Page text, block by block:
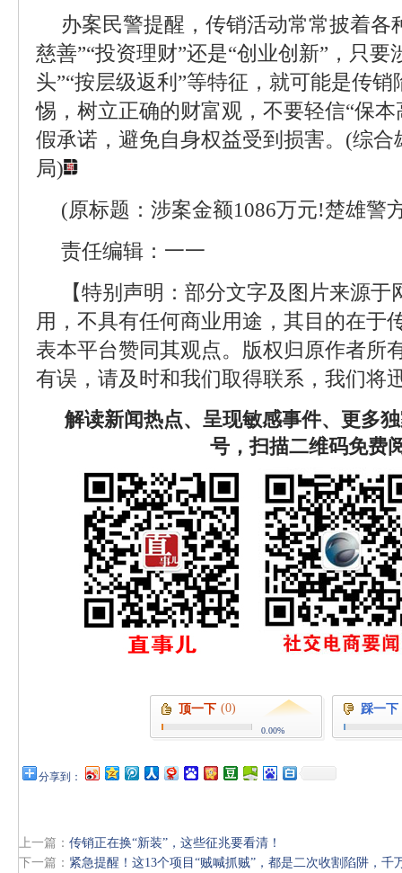
办案民警提醒，传销活动常常披着各
慈善”“投资理财”还是“创业创新”，只要
头”“按层级返利”等特征，就可能是传
惕，树立正确的财富观，不要轻信“保本
假承诺，避免自身权益受到损害。(综
局)
(原标题：涉案金额1086万元!楚雄警
责任编辑：一一
【特别声明：部分文字及图片来源
用，不具有任何商业用途，其目的在于
表本平台赞同其观点。版权归原作者所
有误，请及时和我们取得联系，我们将
解读新闻热点、呈现敏感事件、更多
号，扫描二维码免费
顶一下 (0)
0.00%
踩一下
分享到：
上一篇： 传销正在换“新装”，这些征兆要看清！
下一篇： 紧急提醒！这13个项目“贼喊抓贼”，都是二次收割陷阱，千